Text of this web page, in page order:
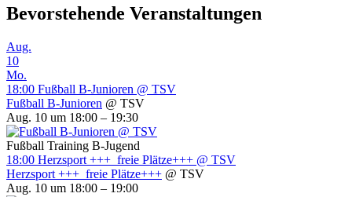
Bevorstehende Veranstaltungen
Aug.
10
Mo.
18:00 Fußball B-Junioren @ TSV
Fußball B-Junioren @ TSV
Aug. 10 um 18:00 – 19:30
Fußball Training B-Jugend
18:00 Herzsport +++ freie Plätze+++ @ TSV
Herzsport +++ freie Plätze+++ @ TSV
Aug. 10 um 18:00 – 19:00